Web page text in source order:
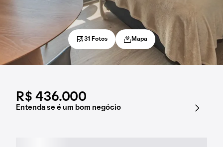
R$ 436.000
Entenda se é um bom negócio
31 Fotos Mapa